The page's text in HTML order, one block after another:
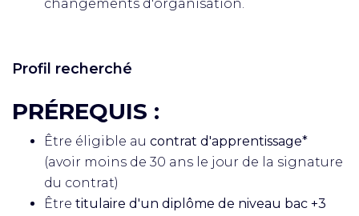
changements d'organisation.
Profil recherché
PRÉREQUIS :
Être éligible au contrat d'apprentissage*
(avoir moins de 30 ans le jour de la signature
du contrat)
Être titulaire d'un diplôme de niveau bac +3